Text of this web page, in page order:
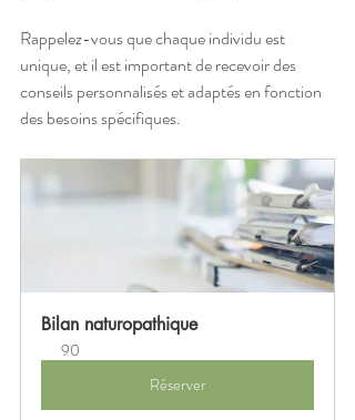
Rappelez-vous que chaque individu est
unique, et il est important de recevoir des
conseils personnalisés et adaptés en fonction
des besoins spécifiques.
Bilan naturopathique
90
Réserver